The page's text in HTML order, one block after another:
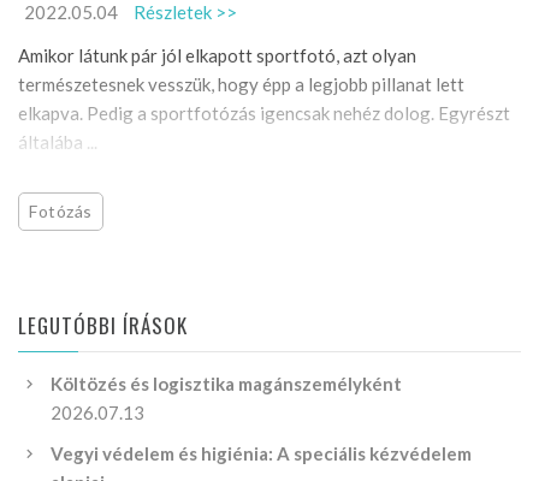
2022.05.04
Részletek >>
Amikor látunk pár jól elkapott sportfotó, azt olyan
természetesnek vesszük, hogy épp a legjobb pillanat lett
elkapva. Pedig a sportfotózás igencsak nehéz dolog. Egyrészt
általába ...
Fotózás
LEGUTÓBBI ÍRÁSOK
Költözés és logisztika magánszemélyként
2026.07.13
Vegyi védelem és higiénia: A speciális kézvédelem